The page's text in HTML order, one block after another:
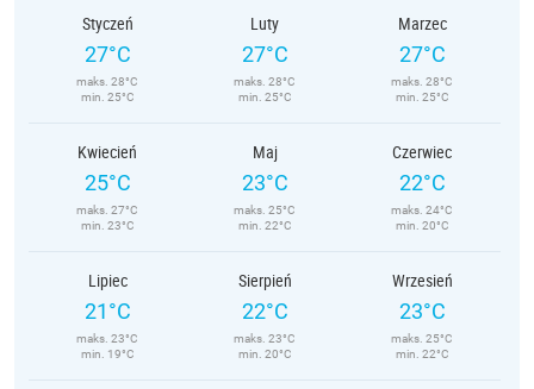
Styczeń
27°C
maks. 28°C
min. 25°C
Luty
27°C
maks. 28°C
min. 25°C
Marzec
27°C
maks. 28°C
min. 25°C
Kwiecień
25°C
maks. 27°C
min. 23°C
Maj
23°C
maks. 25°C
min. 22°C
Czerwiec
22°C
maks. 24°C
min. 20°C
Lipiec
21°C
maks. 23°C
min. 19°C
Sierpień
22°C
maks. 23°C
min. 20°C
Wrzesień
23°C
maks. 25°C
min. 22°C